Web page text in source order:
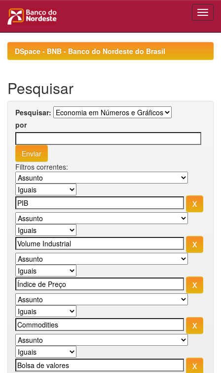
navigationDSpace - BNB - Banco do Nordeste do Brasil
Pesquisar
Pesquisar:
por
Filtros correntes: